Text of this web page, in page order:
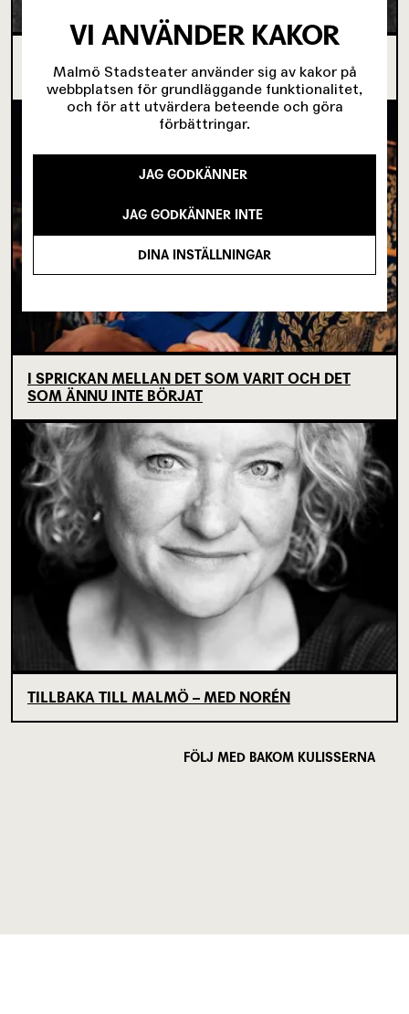
KÖPENHAMNSTRILOGIN
I SPRICKAN MELLAN DET SOM VARIT OCH DET
SOM ÄNNU INTE BÖRJAT
TILLBAKA TILL MALMÖ – MED NORÉN
FÖLJ MED BAKOM KULISSERNA
VI ANVÄNDER KAKOR
Malmö Stadsteater använder sig av kakor på
webbplatsen för grundläggande funktionalitet,
och för att utvärdera beteende och göra
förbättringar.
JAG GODKÄNNER
JAG GODKÄNNER INTE
DINA INSTÄLLNINGAR